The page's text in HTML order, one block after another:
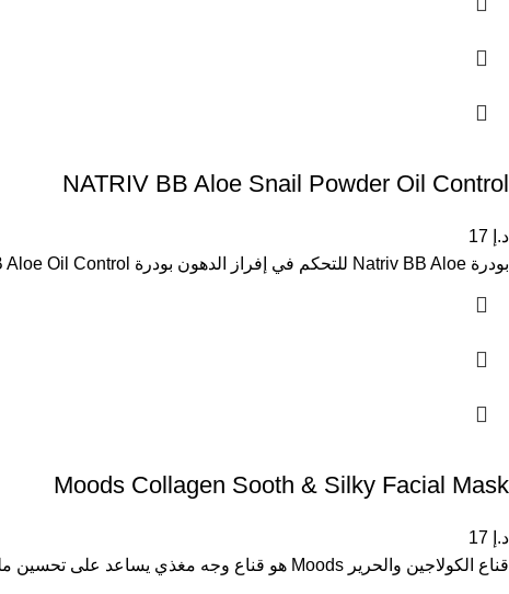
NATRIV BB Aloe Snail Powder Oil Control
د.إ
بودرة Natriv BB Aloe للتحكم في إفراز الدهون بودرة Natriv BB Aloe Oil Control غنية بمستخلص مخاط الحلزون والألوفيرا، ومصممة
Moods Collagen Sooth & Silky Facial Mask
د.إ
قناع الكولاجين والحرير Moods هو قناع وجه مغذي يساعد على تحسين ملمس البشرة ومنحها نعومة طبيعية. يحتوي القناع على الكولاجين